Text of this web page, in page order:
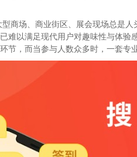
商场、商业街区、展会现场总是
难以满足现代用户对趣味性与体
节，而当参与人数众多时，一套专